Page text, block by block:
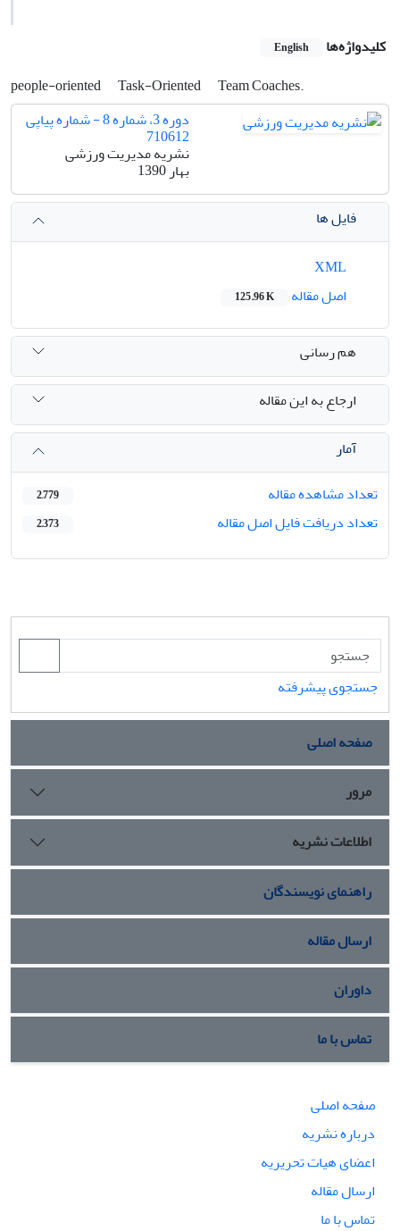
کلیدواژه‌ها English
people-oriented Task-Oriented
Team Coaches.
دوره 3، شماره 8 - شماره پیاپی
710612
نشریه مدیریت ورزشی
بهار 1390
فایل ها
اصل مقاله
125.96 K
هم رسانی
ارجاع به این مقاله
آمار
تعداد مشاهده مقاله
2,779
تعداد دریافت فایل اصل مقاله 2,373
جستجوی پیشرفته
صفحه اصلی
مرور
اطلاعات نشریه
راهنمای نویسندگان
ارسال مقاله
داوران
تماس با ما
صفحه اصلی
درباره نشریه
اعضای هیات تحریریه
ارسال مقاله
تماس با ما